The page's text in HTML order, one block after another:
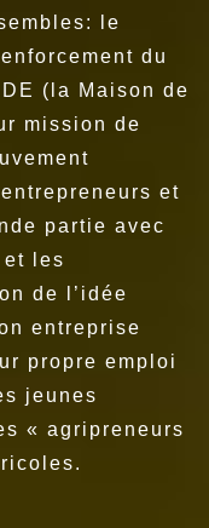
le
du
(la Maison de
mission de
et
partie avec
les
de l’idée
entreprise
propre emploi
jeunes
« agripreneurs